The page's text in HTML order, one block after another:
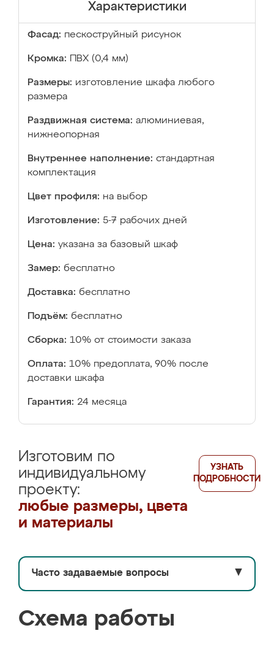
Характеристики
Фасад: пескоструйный рисунок
Кромка: ПВХ (0,4 мм)
Размеры: изготовление шкафа любого
размера
Раздвижная система: алюминиевая,
нижнеопорная
Внутреннее наполнение: стандартная
комплектация
Цвет профиля: на выбор
Изготовление: 5-7 рабочих дней
Цена: указана за базовый шкаф
Замер: бесплатно
Доставка: бесплатно
Подъём: бесплатно
Сборка: 10% от стоимости заказа
Оплата: 10% предоплата, 90% после
доставки шкафа
Гарантия: 24 месяца
Изготовим по
индивидуальному
проекту:
любые размеры, цвета
и материалы
УЗНАТЬ
ПОДРОБНОСТИ
Часто задаваемые вопросы ▼
Схема работы